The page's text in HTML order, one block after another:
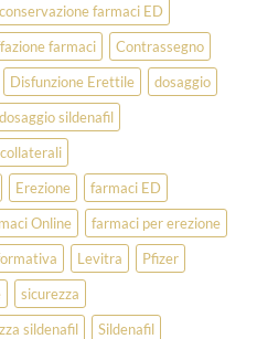
conservazione farmaci ED
farmaci
Contrassegno
Disfunzione Erettile
dosaggio
dosaggio sildenafil
Erezione
farmaci ED
Online
farmaci per erezione
Levitra
Pfizer
sicurezza
sildenafil
Sildenafil